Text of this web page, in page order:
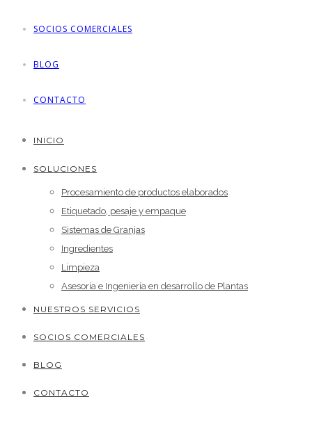
SOCIOS COMERCIALES
BLOG
CONTACTO
INICIO
SOLUCIONES
Procesamiento de productos elaborados
Etiquetado, pesaje y empaque
Sistemas de Granjas
Ingredientes
Limpieza
Asesoría e Ingeniería en desarrollo de Plantas
NUESTROS SERVICIOS
SOCIOS COMERCIALES
BLOG
CONTACTO